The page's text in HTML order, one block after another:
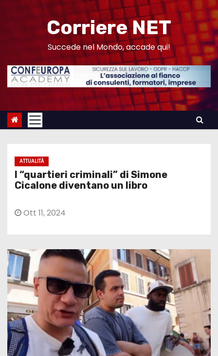
n
Corriere NET
Succede nel Mondo, accade qui!
ATTUALITÀ
I “quartieri criminali” di Simone
Cicalone diventano un libro
Ott 11, 2024